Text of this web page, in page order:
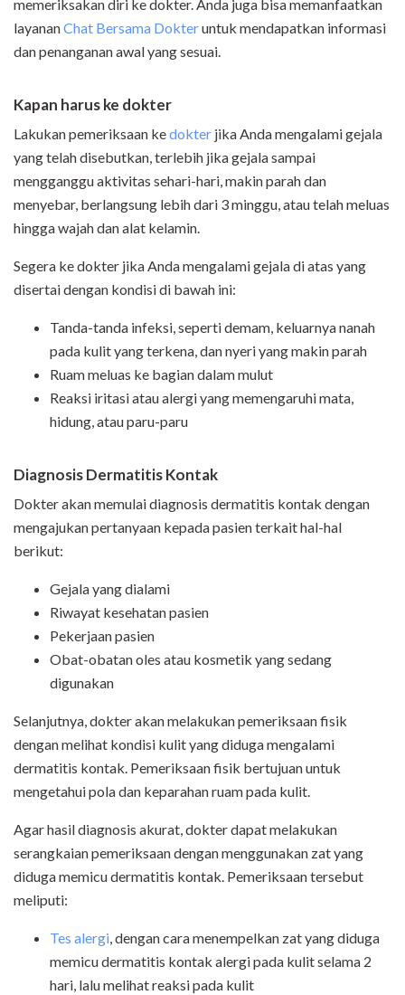
memeriksakan diri ke dokter. Anda juga bisa memanfaatkan
layananChat Bersama Dokteruntuk mendapatkan informasi
dan penanganan awal yang sesuai.
Kapan harus ke dokter
Lakukan pemeriksaan kedokter jika Anda mengalami gejala
yang telah disebutkan, terlebih jika gejala sampai
mengganggu aktivitas sehari-hari, makin parah dan
menyebar, berlangsung lebih dari 3 minggu, atau telah meluas
hingga wajah dan alat kelamin.
Segera ke dokter jika Anda mengalami gejala di atas yang
disertai dengan kondisi di bawah ini:
Tanda-tanda infeksi, seperti demam, keluarnya nanah
pada kulit yang terkena, dan nyeri yang makin parah
Ruam meluas ke bagian dalam mulut
Reaksi iritasi atau alergi yang memengaruhi mata,
hidung, atau paru-paru
Diagnosis Dermatitis Kontak
Dokter akan memulai diagnosis dermatitis kontak dengan
mengajukan pertanyaan kepada pasien terkait hal-hal
berikut:
Gejala yang dialami
Riwayat kesehatan pasien
Pekerjaan pasien
Obat-obatan oles atau kosmetik yang sedang
digunakan
Selanjutnya, dokter akan melakukan pemeriksaan fisik
dengan melihat kondisi kulit yang diduga mengalami
dermatitis kontak. Pemeriksaan fisik bertujuan untuk
mengetahui pola dan keparahan ruam pada kulit.
Agar hasil diagnosis akurat, dokter dapat melakukan
serangkaian pemeriksaan dengan menggunakan zat yang
diduga memicu dermatitis kontak. Pemeriksaan tersebut
meliputi:
Tes alergi, dengan cara menempelkan zat yang diduga
memicu dermatitis kontak alergi pada kulit selama 2
hari, lalu melihat reaksi pada kulit